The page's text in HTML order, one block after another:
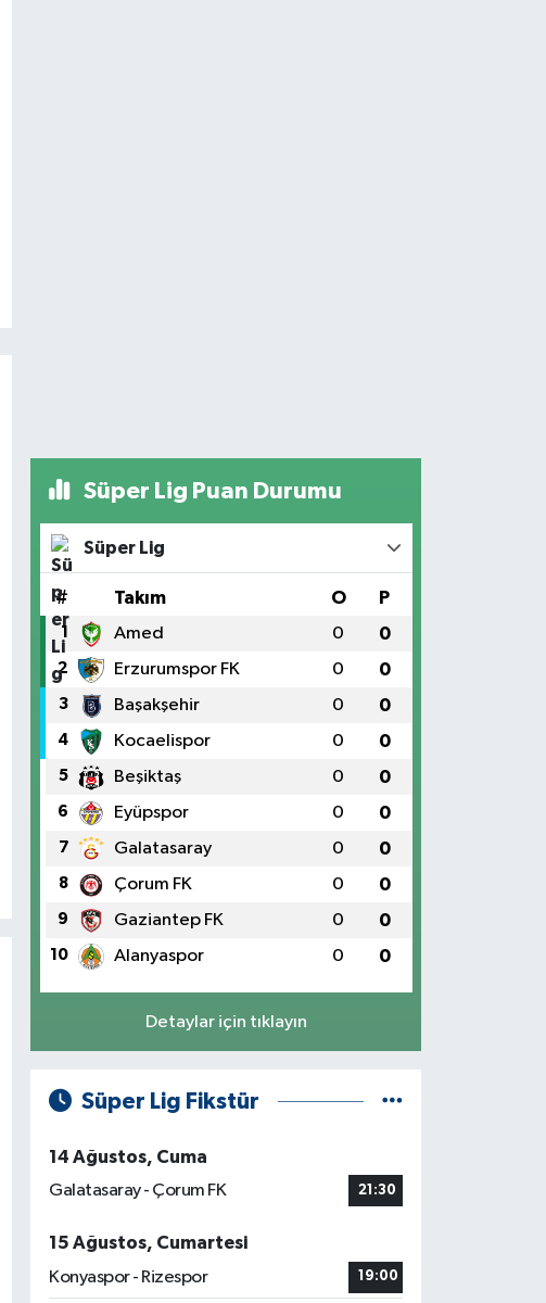
Süper Lig Puan Durumu
Süper Lig
# Takım O P
1 Amed 0 0
2 Erzurumspor FK 0 0
3 Başakşehir 0 0
4 Kocaelispor 0 0
5 Beşiktaş 0 0
6 Eyüpspor 0 0
7 Galatasaray 0 0
8 Çorum FK 0 0
9 Gaziantep FK 0 0
10 Alanyaspor 0 0
Detaylar için tıklayın
Süper Lig Fikstür
14 Ağustos, Cuma
Galatasaray - Çorum FK
21:30
15 Ağustos, Cumartesi
Konyaspor - Rizespor
19:00